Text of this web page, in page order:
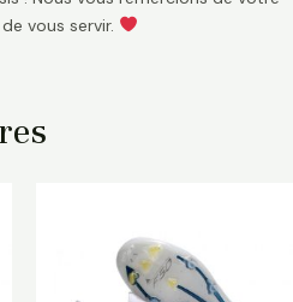
vous servir.